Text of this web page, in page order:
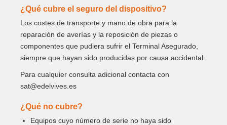
¿Qué cubre el seguro del dispositivo?
Los costes de transporte y mano de obra para la
reparación de averías y la reposición de piezas o
componentes que pudiera sufrir el Terminal Asegurado,
siempre que hayan sido producidas por causa accidental.
Para cualquier consulta adicional contacta con
sat@edelvives.es
¿Qué no cubre?
Equipos cuyo número de serie no haya sido